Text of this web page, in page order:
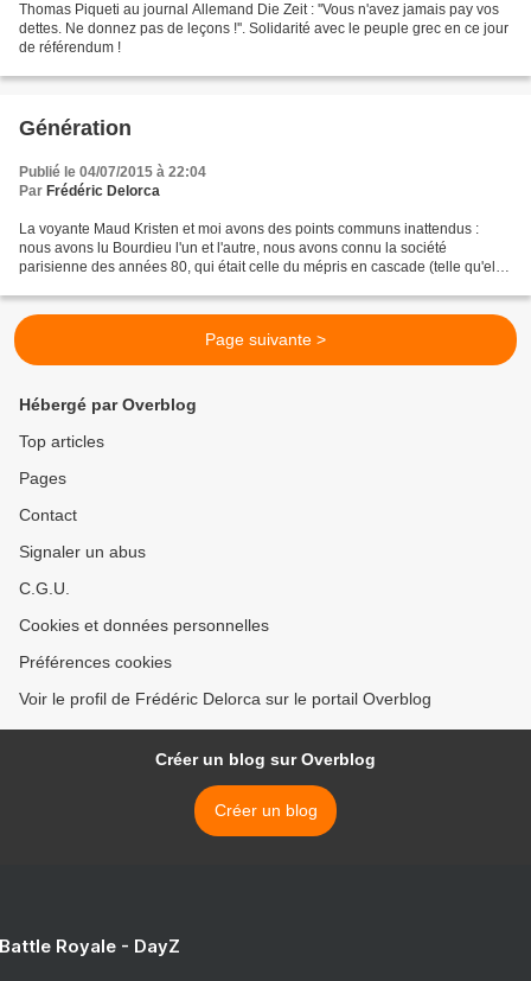
Thomas Piqueti au journal Allemand Die Zeit : ''Vous n'avez jamais pay vos
dettes. Ne donnez pas de leçons !''. Solidarité avec le peuple grec en ce jour
de référendum !
Génération
Publié le 04/07/2015 à 22:04
Par Frédéric Delorca
La voyante Maud Kristen et moi avons des points communs inattendus :
nous avons lu Bourdieu l'un et l'autre, nous avons connu la société
parisienne des années 80, qui était celle du mépris en cascade (telle qu'elle
Page suivante >
Hébergé par Overblog
Top articles
Pages
Contact
Signaler un abus
C.G.U.
Cookies et données personnelles
Préférences cookies
Voir le profil de Frédéric Delorca sur le portail Overblog
Créer un blog sur Overblog
Créer un blog
Royale - DayZ